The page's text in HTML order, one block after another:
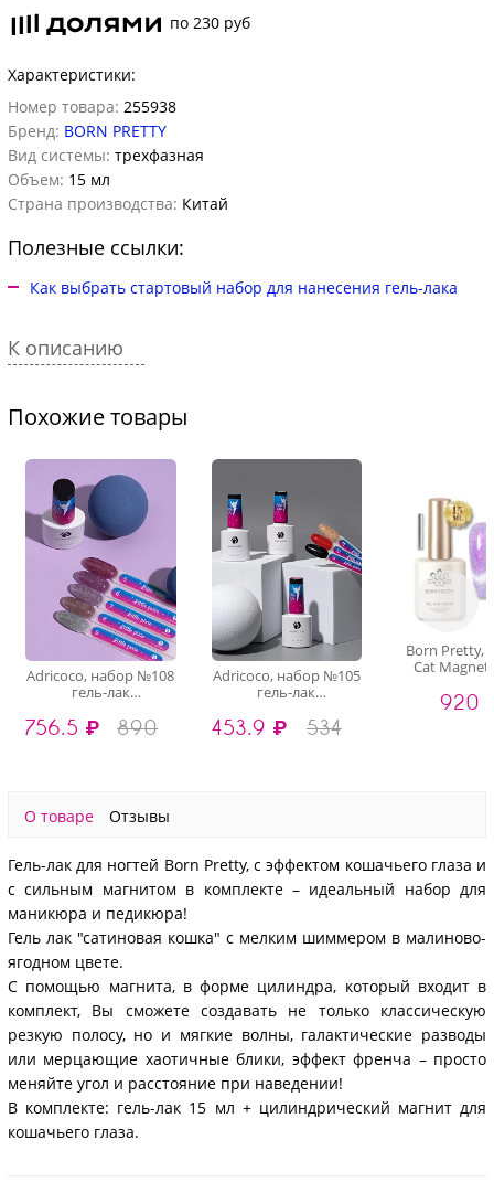
по 230 руб
Характеристики:
Номер товара: 255938
Бренд: BORN PRETTY
Вид системы: трехфазная
Объем: 15 мл
Страна производства: Китай
Полезные ссылки:
Как выбрать стартовый набор для нанесения гель-лака
К описанию
Похожие товары
Adricoco, набор №108
гель-лак
Little Pixie (5 оттенков
по 8 мл)
756.5 ₽ 890
Adricoco, набор №105
гель-лак
Little Pixie (3 оттенка
по 8 мл)
453.9 ₽ 534
Born Pretty,
Cat
"кошачий
магнит для
920
О товаре Отзывы
Гель-лак для ногтей Born Pretty, с эффектом кошачьего глаза и
с сильным магнитом в комплекте – идеальный набор для
маникюра и педикюра!
Гель лак "сатиновая кошка" с мелким шиммером в малиново-
ягодном цвете.
С помощью магнита, в форме цилиндра, который входит в
комплект, Вы сможете создавать не только классическую
резкую полосу, но и мягкие волны, галактические разводы
или мерцающие хаотичные блики, эффект френча – просто
меняйте угол и расстояние при наведении!
В комплекте: гель-лак 15 мл + цилиндрический магнит для
кошачьего глаза.